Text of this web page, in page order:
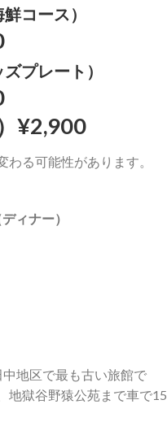
鮮コース）
ズプレート）
¥2,900
る可能性があります。
ィナー）
地区で最も古い旅館で
地獄谷野猿公苑まで車で15